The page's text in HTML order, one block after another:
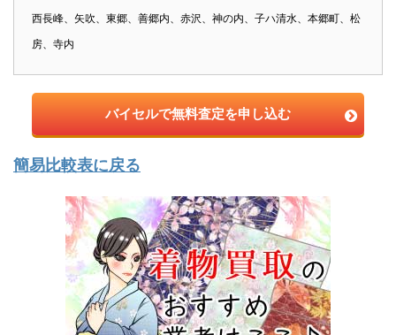
西長峰、矢吹、東郷、善郷内、赤沢、神の内、子ハ清水、本郷町、松
房、寺内
バイセルで無料査定を申し込む
簡易比較表に戻る